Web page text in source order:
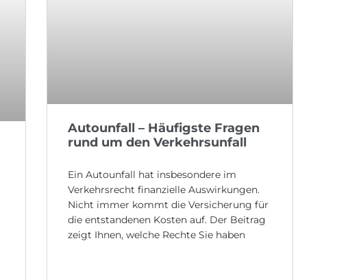
Autounfall – Häufigste Fragen
rund um den Verkehrsunfall
Ein Autounfall hat insbesondere im
Verkehrsrecht finanzielle Auswirkungen.
Nicht immer kommt die Versicherung für
die entstandenen Kosten auf. Der Beitrag
zeigt Ihnen, welche Rechte Sie haben